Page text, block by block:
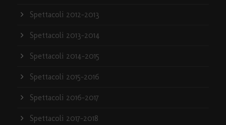
Spettacoli 2012-2013
Spettacoli 2013-2014
Spettacoli 2014-2015
Spettacoli 2015-2016
Spettacoli 2016-2017
Spettacoli 2017-2018